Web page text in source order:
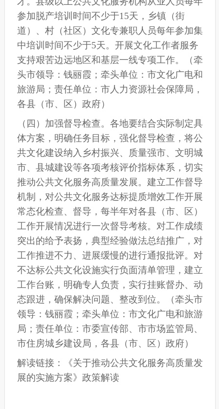
参加脱产培训时间不少于15天，乡镇（街
道）、村（社区）文化专兼职人员每年参加集
中培训时间不少于5天。开展文化工作者服务
支持艰苦边远地区和基层一线专项工作。
（牵
头市领导：钱丽霞；牵头单位：市文化广电和
旅游局；责任单位： 市人力资源社会保障局 ，
各县（市、 区 ） 政府）
（ 四 ）加强督导检查。 各地要结合实际制定具
体方案，明确任务目标，强化督导检查，将公
共文化建设纳入 乡村振兴、 质量强市、文明城
市、县城建设等各项考核评价指标体系， 切实
推动公共文化服务高质量发展。建立工作督导
机制，对公共文化服务达标提质增效工作开展
常态化检查、督导 ，每半年对各县（市、区）
工作开展情况进行一次督导考核。 对工作成绩
突出的给予表扬，典型经验做法总结推广，对
工作推进不力、进展缓慢的进行通报批评。 对
不达标公共文化设施实行负面清单管理，建立
工作台账，明确专人负责，实行挂账督办、动
态跟进，确保解决问题、整改到位。
（牵头市
领导：钱丽霞；牵头单位：市文化广电和旅游
局；责任单位： 市委宣传部、 市市场监管局、
市住房城乡建设局 ，各县（市、 区 ） 政府）
解读链接：
《关于推动公共文化服务高质量发
展的实施方案》政策解读